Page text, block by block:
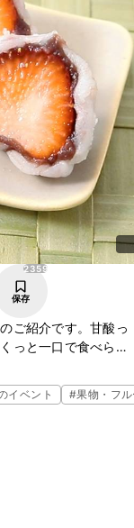
2359
保存
ご紹介です。甘酸っ
っと一口で食べられ
ちご以外のフルーツ
イベント #果物・フ